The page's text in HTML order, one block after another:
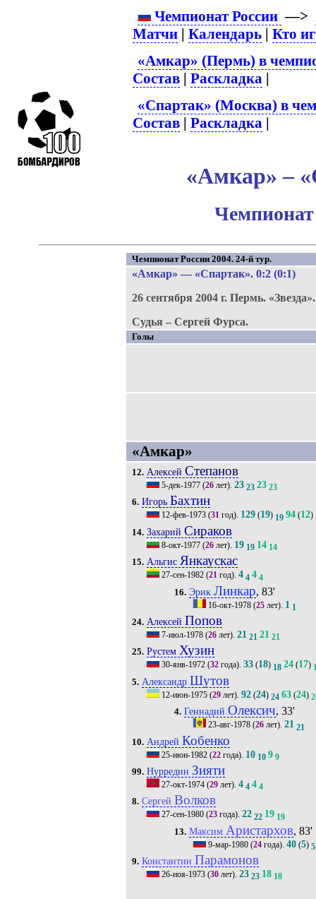
Чемпионат России —>
Матчи |Календарь |Кто
«Амкар» (Пермь) в
Состав |Раскладка |
«Спартак» (Москва) в
Состав |Раскладка |
«Амкар» –
Чемпионат
Чемпионат России 2004. 24-й тур.
«Амкар» — «Спартак». 0:2 (0:1)
26 сентября 2004 г. Пермь.
Судья – Сергей Фурса.
Голы
«Амкар»
12. Алексей Степанов
5-дек-1977(26лет). 23 23 23 23
6. Игорь Бахтин
12-фев-1973(31год). 129(19) 19 94(12)
14. Захарий Сираков
8-окт-1977(26лет). 19 19 14 14
15. Альгис Янкаускас
27-сен-1982(21год). 4 4 4 4
16. Эрик Линкар, 83'
16-окт-1978 (25 лет). 1 1
24. Алексей Попов
7-июл-1978(26лет). 21 21 21 21
25. Рустем Хузин
30-янв-1972(32года). 33(18) 18 24(17)
5. Александр Шутов
12-июн-1975(29лет). 92(24) 24 63(24)
4. Геннадий Олексич, 33'
23-авг-1978 (26 лет).21 21
10. Андрей Кобенко
25-июн-1982(22года). 10 10 9 9
99. Нурредин Зияти
27-окт-1974(29лет). 4 4 4 4
8. Сергей Волков
27-сен-1980(23года). 22 22 19 19
13. Максим Аристархов, 83'
9-мар-1980 (24 года).40 (5) 5
9. Константин Парамонов
26-ноя-1973(30лет). 23 23 18 18